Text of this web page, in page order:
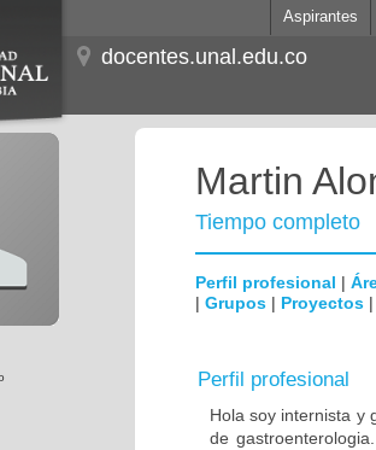
Aspirantes
docentes.unal.edu.co
Martin
Tiempo completo
Perfil profesional |
| Grupos | Proyectos
Perfil profesional
Hola soy internista y
de